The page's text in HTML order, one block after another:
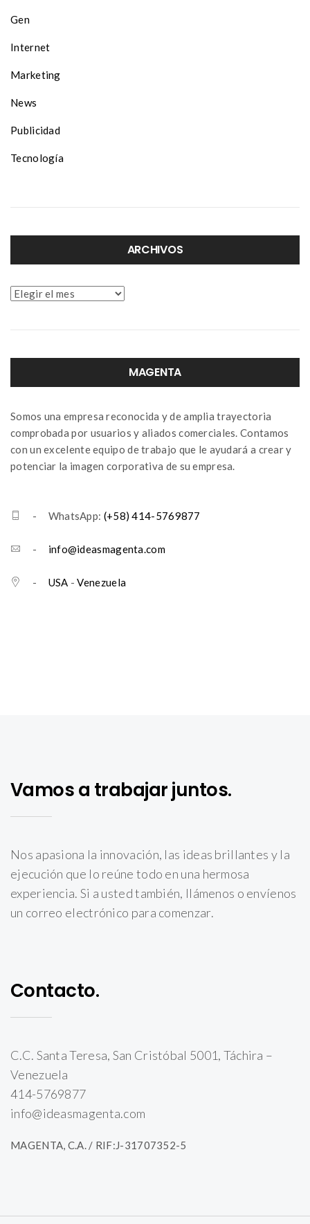
Gen
Internet
Marketing
News
Publicidad
Tecnología
ARCHIVOS
Archivos
MAGENTA
Somos una empresa reconocida y de amplia trayectoria
comprobada por usuarios y aliados comerciales. Contamos
con un excelente equipo de trabajo que le ayudará a crear y
potenciar la imagen corporativa de su empresa.
- WhatsApp: (+58) 414-5769877
- info@ideasmagenta.com
- USA -Venezuela
Vamos a trabajar juntos.
Nos apasiona la innovación, las ideas brillantes y la
ejecución que lo reúne todo en una hermosa
experiencia. Si a usted también, llámenos o envíenos
un correo electrónico para comenzar.
Contacto.
C.C. Santa Teresa, San Cristóbal 5001, Táchira –
Venezuela
414-5769877
info@ideasmagenta.com
MAGENTA, C.A. / RIF:J-31707352-5